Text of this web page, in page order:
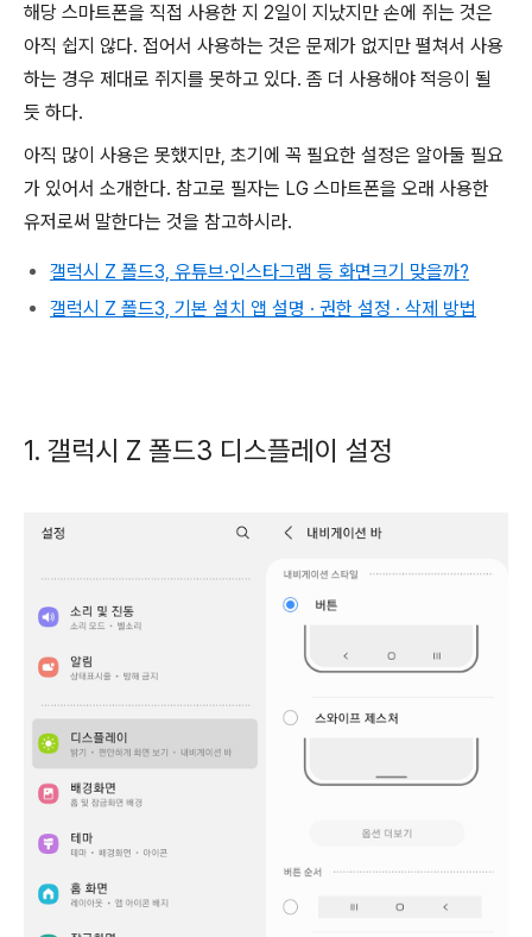
해당 스마트폰을 직접 사용한 지 2일이 지났지만 손에 쥐는 것은
아직 쉽지 않다. 접어서 사용하는 것은 문제가 없지만 펼쳐서 사용
하는 경우 제대로 쥐지를 못하고 있다. 좀 더 사용해야 적응이 될
듯 하다.
아직 많이 사용은 못했지만, 초기에 꼭 필요한 설정은 알아둘 필요
가 있어서 소개한다. 참고로 필자는 LG 스마트폰을 오래 사용한
유저로써 말한다는 것을 참고하시라.
갤럭시 Z 폴드3, 유튜브·인스타그램 등 화면크기 맞을까?
갤럭시 Z 폴드3, 기본 설치 앱 설명 · 권한 설정 · 삭제 방법
1. 갤럭시 Z 폴드3 디스플레이 설정